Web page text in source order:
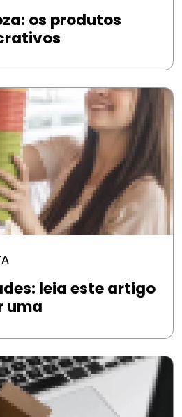
os produtos
leia este artigo
uma